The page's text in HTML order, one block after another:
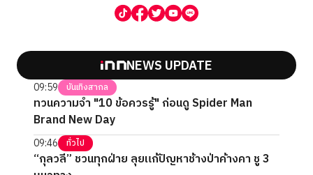
NEWS UPDATE
09:59 บันเทิงสากล
ทวนความจำ "10 ข้อควรรู้" ก่อนดู Spider Man
Brand New Day
09:46 ทั่วไป
“กุลวลี” ชวนทุกฝ่าย ลุยแก้ปัญหาช้างป่าค้างคา ชู 3